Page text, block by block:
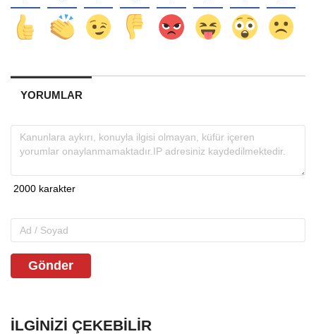
YORUMLAR
Gönder
İLGINIZI ÇEKEBILIR